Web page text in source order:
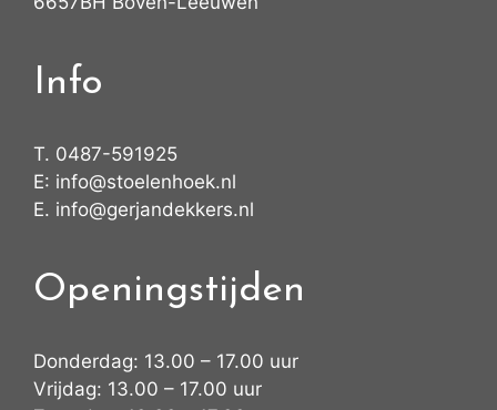
Info
T. 0487-591925
E: info@stoelenhoek.nl
E. info@gerjandekkers.nl
Openingstijden
Donderdag: 13.00 – 17.00 uur
Vrijdag: 13.00 – 17.00 uur